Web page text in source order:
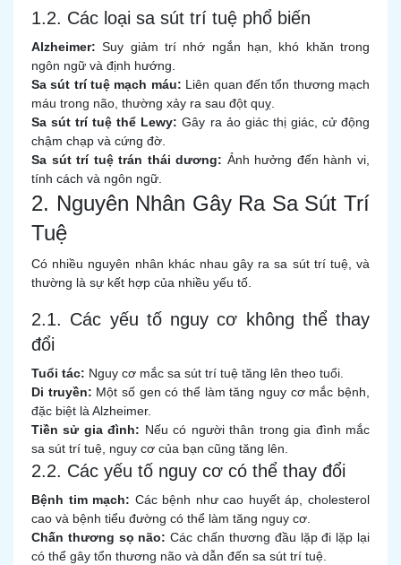
1.2. Các loại sa sút trí tuệ phổ biến
Alzheimer: Suy giảm trí nhớ ngắn hạn, khó khăn trong
ngôn ngữ và định hướng.
Sa sút trí tuệ mạch máu: Liên quan đến tổn thương mạch
máu trong não, thường xảy ra sau đột quỵ.
Sa sút trí tuệ thể Lewy: Gây ra ảo giác thị giác, cử động
chậm chạp và cứng đờ.
Sa sút trí tuệ trán thái dương: Ảnh hưởng đến hành vi,
tính cách và ngôn ngữ.
2. Nguyên Nhân Gây Ra Sa Sút Trí
Tuệ
Có nhiều nguyên nhân khác nhau gây ra sa sút trí tuệ, và
thường là sự kết hợp của nhiều yếu tố.
2.1. Các yếu tố nguy cơ không thể thay
đổi
Tuổi tác: Nguy cơ mắc sa sút trí tuệ tăng lên theo tuổi.
Di truyền: Một số gen có thể làm tăng nguy cơ mắc bệnh,
đặc biệt là Alzheimer.
Tiền sử gia đình: Nếu có người thân trong gia đình mắc
sa sút trí tuệ, nguy cơ của bạn cũng tăng lên.
2.2. Các yếu tố nguy cơ có thể thay đổi
Bệnh tim mạch: Các bệnh như cao huyết áp, cholesterol
cao và bệnh tiểu đường có thể làm tăng nguy cơ.
Chấn thương sọ não: Các chấn thương đầu lặp đi lặp lại
có thể gây tổn thương não và dẫn đến sa sút trí tuệ.